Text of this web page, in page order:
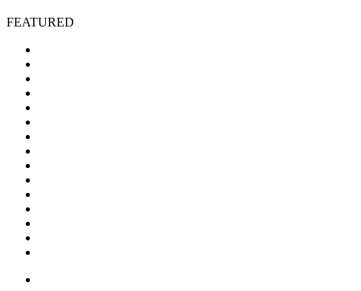
FEATURED